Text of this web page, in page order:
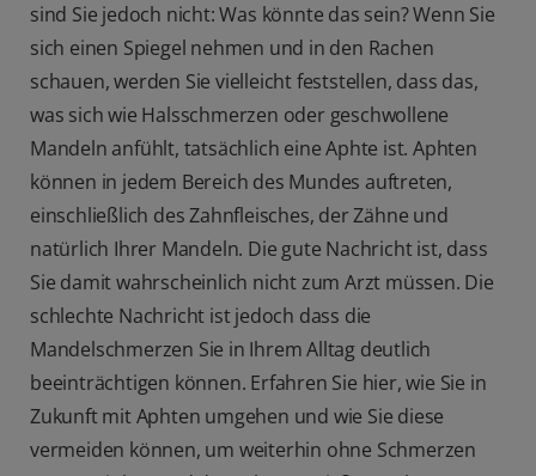
sind Sie jedoch nicht: Was könnte das sein? Wenn Sie
sich einen Spiegel nehmen und in den Rachen
schauen, werden Sie vielleicht feststellen, dass das,
was sich wie Halsschmerzen oder geschwollene
Mandeln anfühlt, tatsächlich eine Aphte ist. Aphten
können in jedem Bereich des Mundes auftreten,
einschließlich des Zahnfleisches, der Zähne und
natürlich Ihrer Mandeln. Die gute Nachricht ist, dass
Sie damit wahrscheinlich nicht zum Arzt müssen. Die
schlechte Nachricht ist jedoch dass die
Mandelschmerzen Sie in Ihrem Alltag deutlich
beeinträchtigen können. Erfahren Sie hier, wie Sie in
Zukunft mit Aphten umgehen und wie Sie diese
vermeiden können, um weiterhin ohne Schmerzen